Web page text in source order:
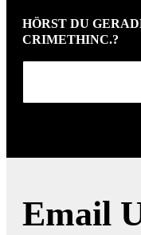
HÖRST DU
CRIMETHINC.?
Email